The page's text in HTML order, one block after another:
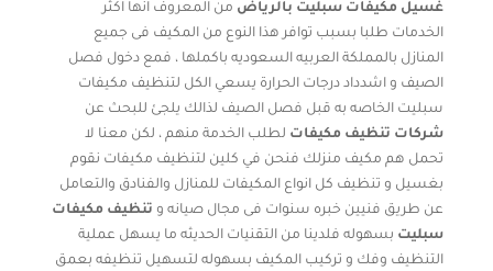
غسيل مكيفات سبليت بالرياض من المعروف انها اكثر
الخدمات طلبا بسبب توافر هذا النوع من المكيف فى جميع
المنازل بالمملكة العربيه السعوديه باكملها ، فمع دخول فصل
الصيف و اشدداد درجات الحرارة يسعي الكل لتنظيف مكيفات
سبليت الخاصه به قبل فصل الصيف لذالك يلجئ للبحث عن
شركات تنظيف مكيفات لطلب الخدمة منهم ، لكن معنا لا
تحمل هم مكيف منزلك فنحن في كلين لتنظيف مكيفات نقوم
بغسيل و تنظيف كل انواع المكيفات للمنازل والفنادق والتعامل
عن طريق فنيين خبره سنوات فى مجال صيانه و تنظيف مكيفات
سبليت بسهوله فلدينا من التقنيات الحديثه ما يسهل عملية
التنظيف وفك و تركيب المكيف بسهوله لتسهيل تنظيفه بعمق